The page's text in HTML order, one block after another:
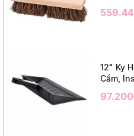
3" Trim)
12" Ky
Cầm,
Black